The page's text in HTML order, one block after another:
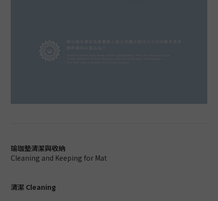
瑜珈墊清潔與收納
Cleaning and Keeping for Mat
清潔 Cleaning